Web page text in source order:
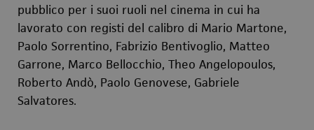
pubblico per i suoi ruoli nel cinema in cui ha
lavorato con registi del calibro di Mario Martone,
Paolo Sorrentino, Fabrizio Bentivoglio, Matteo
Garrone, Marco Bellocchio, Theo Angelopoulos,
Roberto Andò, Paolo Genovese, Gabriele
Salvatores.